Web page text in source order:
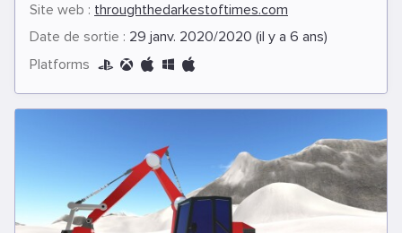
Site web : throughthedarkestoftimes.com
Date de sortie : 29 janv. 2020/2020 (il y a 6 ans)
Platforms